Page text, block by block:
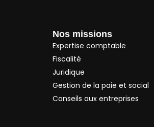
Nos missions
Expertise comptable
Fiscalité
Juridique
Gestion de la paie et social
Conseils aux entreprises